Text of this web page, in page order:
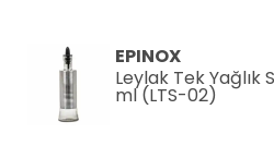
EPINOX
Leylak Tek Yağlık
ml (LTS-02)